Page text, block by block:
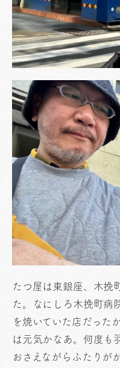
たつ屋は東銀座、木挽
た。なにしろ木挽町病
を焼いていた店だった
は元気かなあ。何度も
おさえながらふたりが